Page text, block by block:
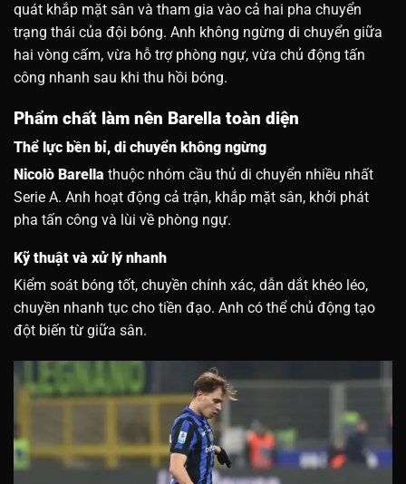
quát khắp mặt sân và tham gia vào cả hai pha chuyển
trạng thái của đội bóng. Anh không ngừng di chuyển giữa
hai vòng cấm, vừa hỗ trợ phòng ngự, vừa chủ động tấn
công nhanh sau khi thu hồi bóng.
Phẩm chất làm nên Barella toàn diện
Thể lực bền bỉ, di chuyển không ngừng
Nicolò Barella thuộc nhóm cầu thủ di chuyển nhiều nhất
Serie A. Anh hoạt động cả trận, khắp mặt sân, khởi phát
pha tấn công và lùi về phòng ngự.
Kỹ thuật và xử lý nhanh
Kiểm soát bóng tốt, chuyền chính xác, dẫn dắt khéo léo,
chuyền nhanh tục cho tiền đạo. Anh có thể chủ động tạo
đột biến từ giữa sân.